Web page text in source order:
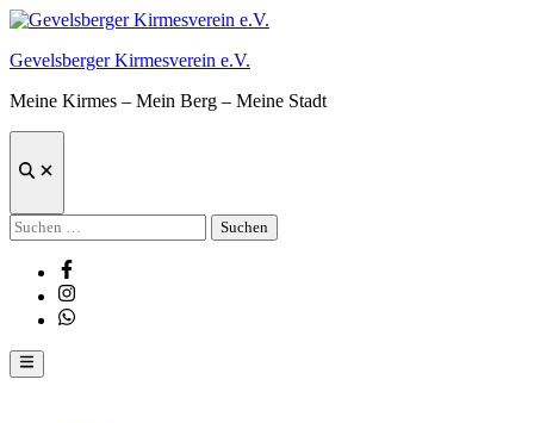
Zum
springen
Gevelsberger Kirmesverein e.V.
Meine Kirmes – Mein Berg – Meine Stadt
Suche
Suchen
nach:
Facebook
Instagram
Whatsapp
Hauptmenü